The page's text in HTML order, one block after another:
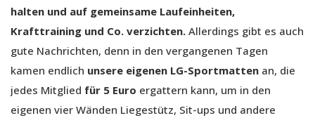
halten und auf gemeinsame Laufeinheiten,
Krafttraining und Co. verzichten. Allerdings gibt es auch
gute Nachrichten, denn in den vergangenen Tagen
kamen endlich unsere eigenen LG-Sportmatten an, die
jedes Mitglied für 5 Euro ergattern kann, um in den
eigenen vier Wänden Liegestütz, Sit-ups und andere